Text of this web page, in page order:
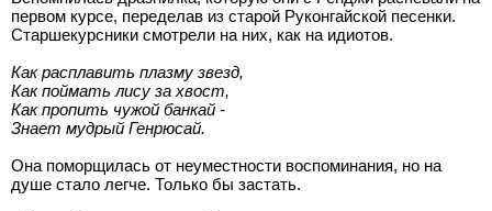
первом курсе, переделав из старой Руконгайской песенки.
Старшекурсники смотрели на них, как на идиотов.
Как расплавить плазму звезд,
Как поймать лису за хвост,
Как пропить чужой банкай -
Знает мудрый Генрюсай.
Она поморщилась от неуместности воспоминания, но на
душе стало легче. Только бы застать.